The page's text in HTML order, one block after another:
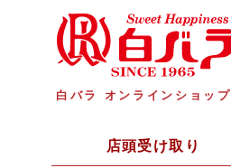
白バラ オンラインショップ
店頭受け取り